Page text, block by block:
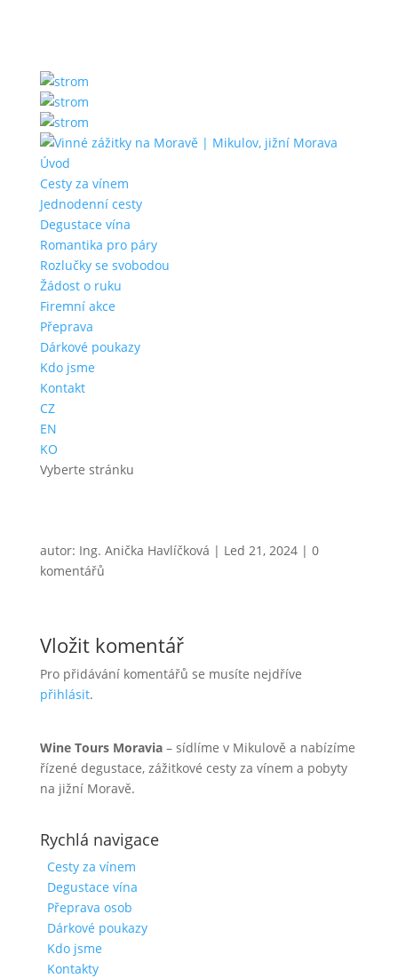
Úvod
Cesty za vínem
Jednodenní cesty
Degustace vína
Romantika pro páry
Rozlučky se svobodou
Žádost o ruku
Firemní akce
Přeprava
Dárkové poukazy
Kdo jsme
Kontakt
CZ
EN
KO
Vyberte stránku
autor: Ing. Anička Havlíčková | Led 21, 2024| 0
komentářů
Vložit komentář
Pro přidávání komentářů se musíte nejdříve
přihlásit.
Wine Tours Moravia– sídlíme v Mikulově a nabízíme
řízené degustace, zážitkové cesty za vínem a pobyty
na jižní Moravě.
Rychlá navigace
Cesty za vínem
Degustace vína
Přeprava osob
Dárkové poukazy
Kdo jsme
Kontakty